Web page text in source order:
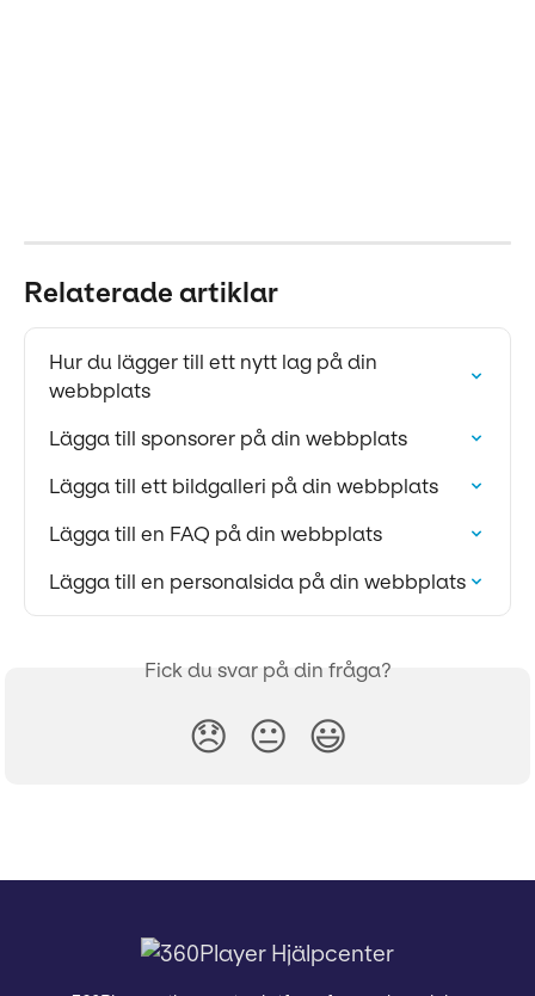
Relaterade artiklar
Hur du lägger till ett nytt lag på din
webbplats
Lägga till sponsorer på din webbplats
Lägga till ett bildgalleri på din webbplats
Lägga till en FAQ på din webbplats
Lägga till en personalsida på din webbplats
Fick du svar på din fråga?
😞 😐 😃